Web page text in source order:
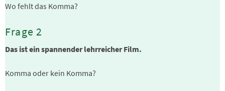
Wo fehlt das Komma?
Frage 2
Das ist ein spannender lehrreicher Film.
Komma oder kein Komma?